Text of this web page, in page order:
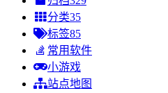
分类35
标签85
常用软件
小游戏
站点地图